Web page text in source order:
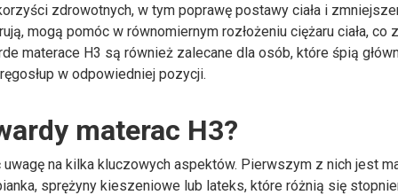
zdrowotnych, w tym poprawę postawy ciała i
mogą pomóc w równomiernym rozłożeniu ciężaru ciała, co
materace H3 są również zalecane dla osób, które śpią
w odpowiedniej pozycji.
materac H3?
na kilka kluczowych aspektów. Pierwszym z nich jest
sprężyny kieszeniowe lub lateks, które różnią się